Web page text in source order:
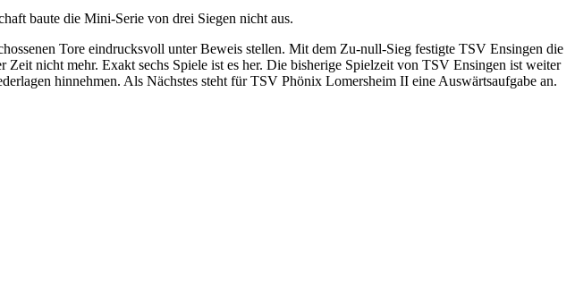
baute die Mini-Serie von drei Siegen nicht aus.
Tore eindrucksvoll unter Beweis stellen. Mit dem Zu-null-Sieg festigte TSV Ensingen die
nicht mehr. Exakt sechs Spiele ist es her. Die bisherige Spielzeit von TSV Ensingen ist weiter
hinnehmen. Als Nächstes steht für TSV Phönix Lomersheim II eine Auswärtsaufgabe an.